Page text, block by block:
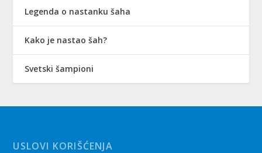
Legenda o nastanku šaha
Kako je nastao šah?
Svetski šampioni
USLOVI KORIŠĆENJA